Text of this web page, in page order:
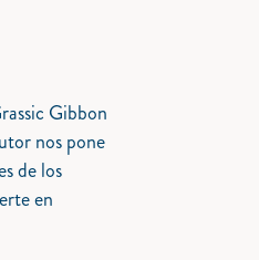
Gibbon
nos pone
de los
en